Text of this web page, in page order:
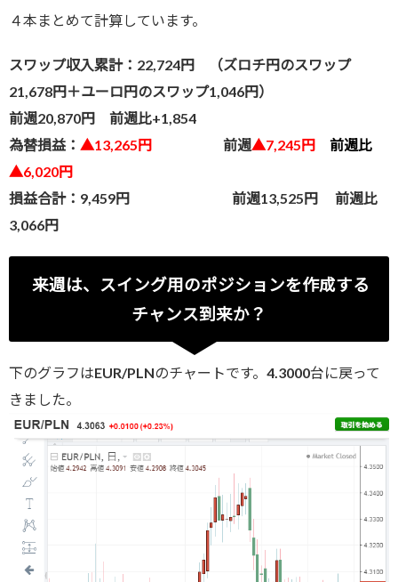
４本まとめて計算しています。
スワップ収入累計：22,724円 （ズロチ円のスワップ
21,678円＋ユーロ円のスワップ1,046円）
前週20,870円 前週比+1,854
為替損益： ▲13,265円 前週▲7,245円 前週比
▲6,020円
損益合計：9,459円 前週13,525円 前週比
3,066円
来週は、スイング用のポジションを作成する
チャンス到来か？
下のグラフはEUR/PLNのチャートです。4.3000台に戻って
きました。